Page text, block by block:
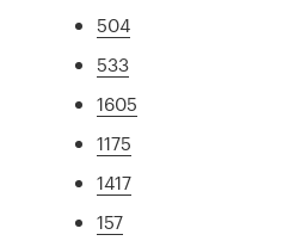
504
533
1605
1175
1417
157